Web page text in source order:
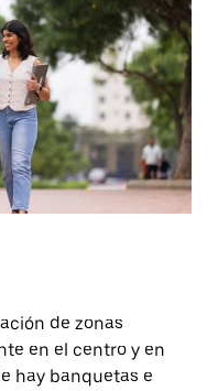
de zonas
en el centro y en
hay banquetas e